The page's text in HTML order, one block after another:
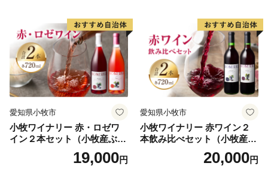
愛知県小牧市
小牧ワイナリー 赤・ロゼワ
イン２本セット（小牧産ぶど
19,000円
愛知県小牧市
小牧ワイナリー 赤ワイン２
本飲み比べセット（小牧産ぶ
どう100％使用）20,000円